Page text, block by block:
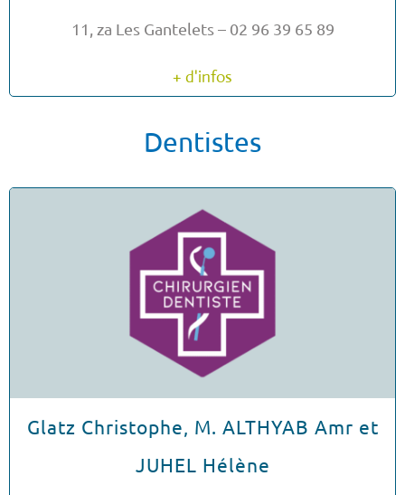
11, za Les Gantelets – 02 96 39 65 89
+ d'infos
Dentistes
Glatz Christophe, M. ALTHYAB Amr et
JUHEL Hélène